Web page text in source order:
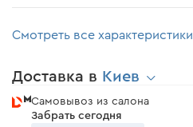
Смотреть все характеристики
Доставка в Киев
Самовывоз из салона
Забрать сегодня